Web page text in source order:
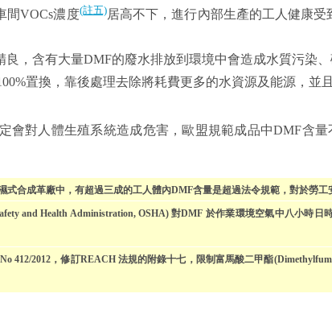
間VOCs濃度(註五)居高不下，進行內部生產的工人健康
，含有大量DMF的廢水排放到環境中會造成水質污染、
置換，靠後處理去除將耗費更多的水資源及能源，並
會對人體生殖系統造成危害，歐盟規範成品中DMF含量
合成革廠中，有超過三成的工人體內DMF含量是超過法令規範，對於勞工
and Health Administration, OSHA) 對DMF 於作業環境空氣中八小時日
412/2012，修訂REACH 法規的附錄十七，限制富馬酸二甲酯